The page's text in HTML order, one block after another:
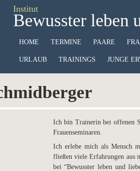
Institut
Bewusster leben
HOME TERMINE PAARE
URLAUB TRAININGS JUNGE
Ich bin Trainerin bei offenen
Frauenseminaren.
Ich erlebe mich als Mensch
fließen viele Erfahrungen aus
bei “Bewusster leben und